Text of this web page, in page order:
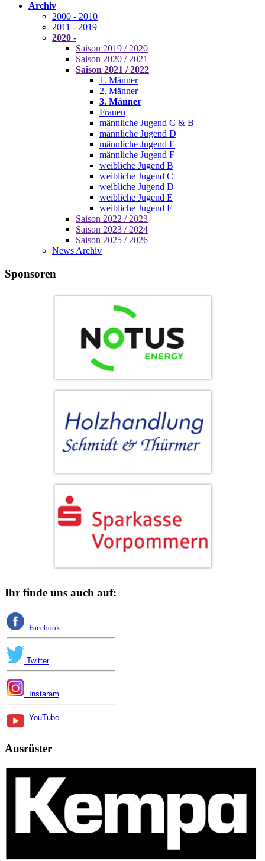
Archiv
2000 - 2010
2011 - 2019
2020 -
Saison 2019 / 2020
Saison 2020 / 2021
Saison 2021 / 2022
1. Männer
2. Männer
3. Männer
Frauen
männliche Jugend C & B
männliche Jugend D
männliche Jugend E
männliche Jugend F
weibliche Jugend B
weibliche Jugend C
weibliche Jugend D
weibliche Jugend E
weibliche Jugend F
Saison 2022 / 2023
Saison 2023 / 2024
Saison 2025 / 2026
News Archiv
Sponsoren
Ihr finde uns auch auf:
Facebook
Twitter
Instaram
YouTube
Ausrüster